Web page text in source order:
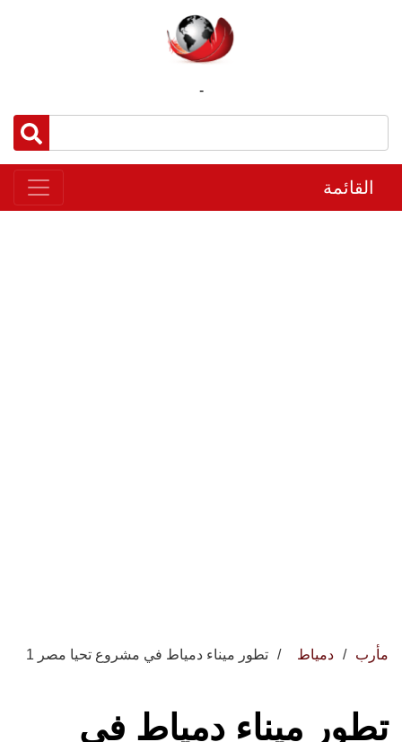
-
القائمة
مأرب دمياط تطور ميناء دمياط في مشروع تحيا مصر 1
تطور ميناء دمياط في